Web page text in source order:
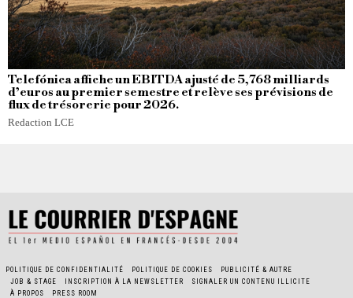
Telefónica affiche un EBITDA ajusté de 5,768 milliards
d’euros au premier semestre et relève ses prévisions de
flux de trésorerie pour 2026.
Redaction LCE
POLITIQUE DE CONFIDENTIALITÉ POLITIQUE DE COOKIES
PUBLICITÉ & AUTRE
JOB & STAGE
INSCRIPTION À LA NEWSLETTER
SIGNALER UN CONTENU ILLICITE
À PROPOS
PRESS ROOM